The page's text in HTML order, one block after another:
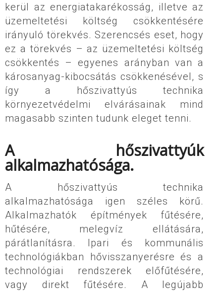
kerül az energiatakarékosság, illetve az
üzemeltetési költség csökkentésére
irányuló törekvés. Szerencsés eset, hogy
ez a törekvés – az üzemeltetési költség
csökkentés – egyenes arányban van a
károsanyag-kibocsátás csökkenésével, s
így a hőszivattyús technika
környezetvédelmi elvárásainak mind
magasabb szinten tudunk eleget tenni.
A hőszivattyúk
alkalmazhatósága.
A hőszivattyús technika
alkalmazhatósága igen széles körű.
Alkalmazhatók építmények fűtésére,
hűtésére, melegvíz ellátására,
párátlanításra. Ipari és kommunális
technológiákban hővisszanyerésre és a
technológiai rendszerek előfűtésére,
vagy direkt fűtésére. A legújabb